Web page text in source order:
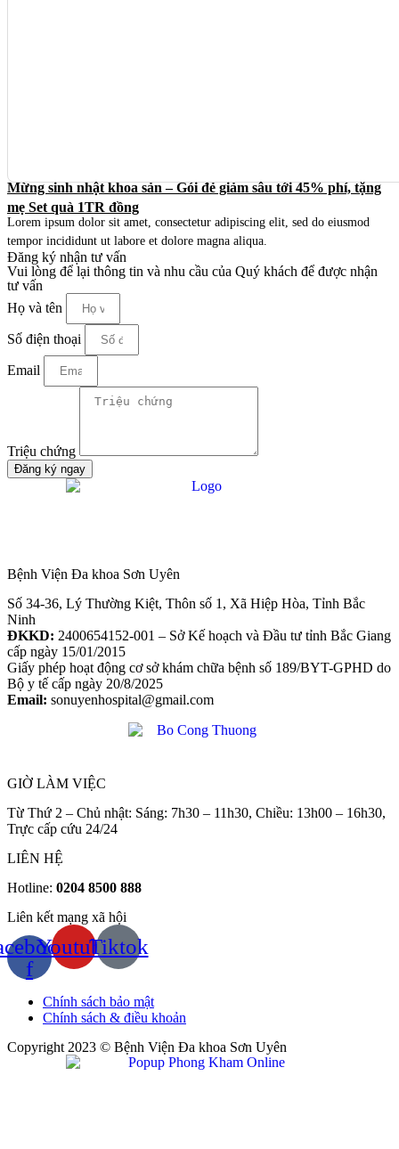
Mừng sinh nhật khoa sản – Gói đẻ giảm sâu tới 45% phí, tặng
mẹ Set quà 1TR đồng
Lorem ipsum dolor sit amet, consectetur adipiscing elit, sed do eiusmod
tempor incididunt ut labore et dolore magna aliqua.
Đăng ký nhận tư vấn
Vui lòng để lại thông tin và nhu cầu của Quý khách để được nhận
tư vấn
Họ và tên
Số điện thoại
Email
Triệu chứng
Đăng ký ngay
Bệnh Viện Đa khoa Sơn Uyên
Số 34-36, Lý Thường Kiệt, Thôn số 1, Xã Hiệp Hòa, Tỉnh Bắc
Ninh
ĐKKD: 2400654152-001 – Sở Kế hoạch và Đầu tư tỉnh Bắc Giang
cấp ngày 15/01/2015
Giấy phép hoạt động cơ sở khám chữa bệnh số 189/BYT-GPHD do
Bộ y tế cấp ngày 20/8/2025
Email: sonuyenhospital@gmail.com
GIỜ LÀM VIỆC
Từ Thứ 2 – Chủ nhật: Sáng: 7h30 – 11h30, Chiều: 13h00 – 16h30,
Trực cấp cứu 24/24
LIÊN HỆ
Hotline: 0204 8500 888
Liên kết mạng xã hội
f
YoutubeTiktok
Chính sách bảo mật
Chính sách & điều khoản
Copyright 2023 © Bệnh Viện Đa khoa Sơn Uyên